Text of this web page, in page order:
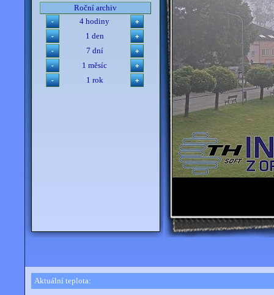
Roční archiv
4 hodiny
1 den
7 dní
1 měsíc
1 rok
Aktuální teplota: